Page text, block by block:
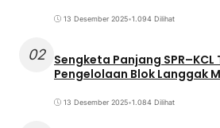
13 Desember 2025•1.094 Dilihat
02 Sengketa Panjang SPR–KCL
Pengelolaan Blok Langgak
13 Desember 2025•1.084 Dilihat